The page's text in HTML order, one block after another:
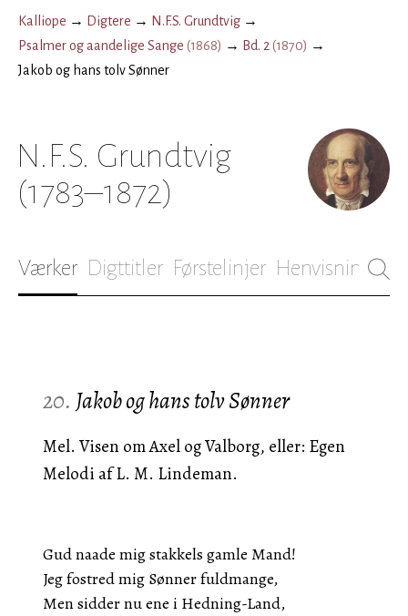
Kalliope → Digtere → N.F.S. Grundtvig →
Psalmer og aandelige Sange (1868) → Bd. 2 (1870) →
Jakob og hans tolv Sønner
N.F.S. Grundtvig
(1783–1872)
Værker Digttitler Førstelinjer Henvisninger
20. Jakob og hans tolv Sønner
Mel. Visen om Axel og Valborg, eller: Egen
Melodi af L. M. Lindeman.
Gud naade mig stakkels gamle Mand!
Jeg fostred mig Sønner fuldmange,
Men sidder nu ene i Hedning-Land,